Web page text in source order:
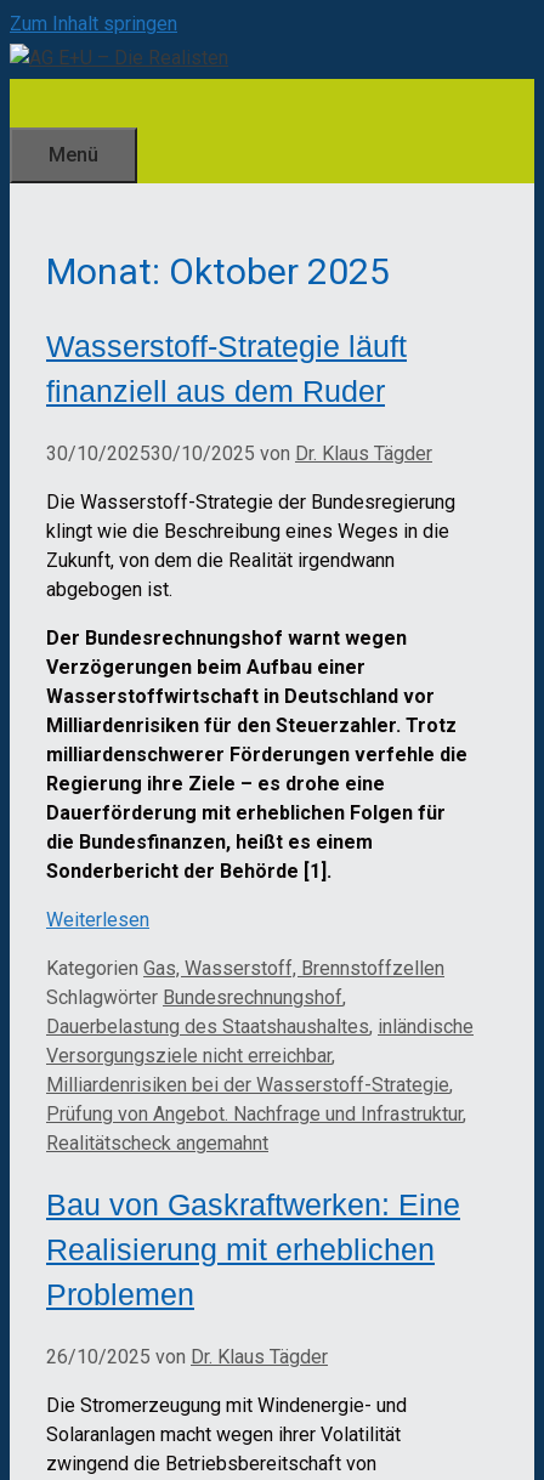
Zum Inhalt springen
Menü
Monat: Oktober 2025
Wasserstoff-Strategie läuft
finanziell aus dem Ruder
30/10/202530/10/2025 von Dr. Klaus Tägder
Die Wasserstoff-Strategie der Bundesregierung
klingt wie die Beschreibung eines Weges in die
Zukunft, von dem die Realität irgendwann
abgebogen ist.
Der Bundesrechnungshof warnt wegen
Verzögerungen beim Aufbau einer
Wasserstoffwirtschaft in Deutschland vor
Milliardenrisiken für den Steuerzahler. Trotz
milliardenschwerer Förderungen verfehle die
Regierung ihre Ziele – es drohe eine
Dauerförderung mit erheblichen Folgen für
die Bundesfinanzen, heißt es einem
Sonderbericht der Behörde [1].
Weiterlesen
Kategorien Gas, Wasserstoff, Brennstoffzellen
Schlagwörter Bundesrechnungshof,
Dauerbelastung des Staatshaushaltes, inländische
Versorgungsziele nicht erreichbar,
Milliardenrisiken bei der Wasserstoff-Strategie,
Prüfung von Angebot. Nachfrage und Infrastruktur,
Realitätscheck angemahnt
Bau von Gaskraftwerken: Eine
Realisierung mit erheblichen
Problemen
26/10/2025 von Dr. Klaus Tägder
Die Stromerzeugung mit Windenergie- und
Solaranlagen macht wegen ihrer Volatilität
zwingend die Betriebsbereitschaft von